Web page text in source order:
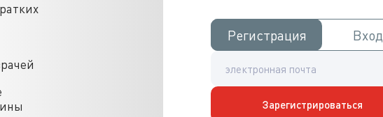
Регистрация
Регистрация Вход
Вход
Зарегистрироваться
больничный, выписал новое обезболивающее,
названием анальгетика скрываются десятки
пациента каруселью наименований, коли он
поморщился от мысли, что пора выбираться в
и отправился восвояси.
Телевизор работает, никто не смотрит. Взял пульт,